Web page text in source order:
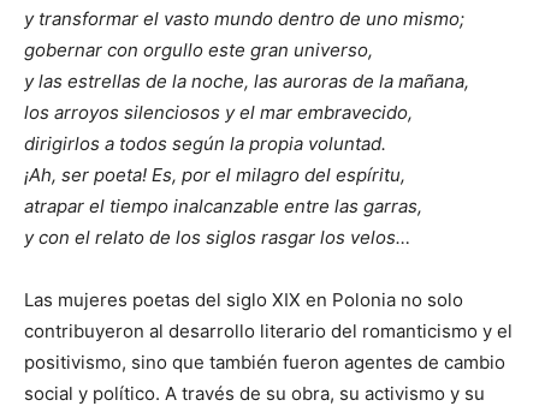
y transformar el vasto mundo dentro de uno mismo;
gobernar con orgullo este gran universo,
y las estrellas de la noche, las auroras de la mañana,
los arroyos silenciosos y el mar embravecido,
dirigirlos a todos según la propia voluntad.
¡Ah, ser poeta! Es, por el milagro del espíritu,
atrapar el tiempo inalcanzable entre las garras,
y con el relato de los siglos rasgar los velos…
Las mujeres poetas del siglo XIX en Polonia no solo
contribuyeron al desarrollo literario del romanticismo y el
positivismo, sino que también fueron agentes de cambio
social y político. A través de su obra, su activismo y su